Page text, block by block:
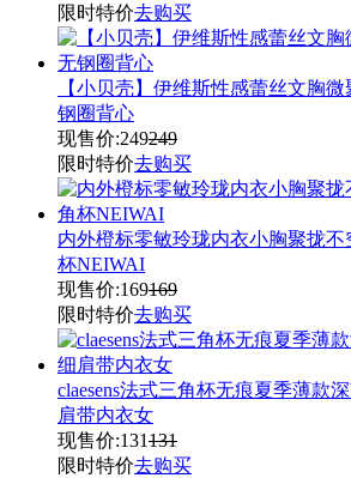
限时特价去购买
【小贝壳】伊维斯性感蕾丝文胸
钢圈背心
现售价:249249
限时特价去购买
内外橙标零敏玲珑内衣小胸聚拢
杯NEIWAI
现售价:169169
限时特价去购买
claesens法式三角杯无痕夏季薄款
肩带内衣女
现售价:131131
限时特价去购买